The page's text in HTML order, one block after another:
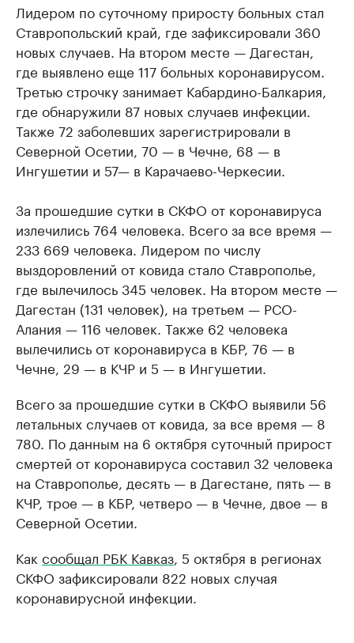
Лидером по суточному приросту больных стал
Ставропольский край, где зафиксировали 360
новых случаев. На втором месте — Дагестан,
где выявлено еще 117 больных коронавирусом.
Третью строчку занимает Кабардино-Балкария,
где обнаружили 87 новых случаев инфекции.
Также 72 заболевших зарегистрировали в
Северной Осетии, 70 — в Чечне, 68 — в
Ингушетии и 57— в Карачаево-Черкесии.
За прошедшие сутки в СКФО от коронавируса
излечились 764 человека. Всего за все время —
233 669 человека. Лидером по числу
выздоровлений от ковида стало Ставрополье,
где вылечилось 345 человек. На втором месте —
Дагестан (131 человек), на третьем — РСО-
Алания — 116 человек. Также 62 человека
вылечились от коронавируса в КБР, 76 — в
Чечне, 29 — в КЧР и 5 — в Ингушетии.
Всего за прошедшие сутки в СКФО выявили 56
летальных случаев от ковида, за все время — 8
780. По данным на 6 октября суточный прирост
смертей от коронавируса составил 32 человека
на Ставрополье, десять — в Дагестане, пять — в
КЧР, трое — в КБР, четверо — в Чечне, двое — в
Северной Осетии.
Как сообщал РБК Кавказ, 5 октября в регионах
СКФО зафиксировали 822 новых случая
коронавирусной инфекции.